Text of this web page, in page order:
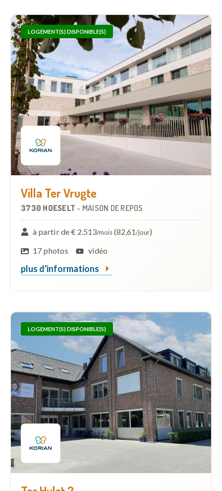
LOGEMENT(S) DISPONIBLE(S)
Villa Ter Vrugte
3730 HOESELT - MAISON DE REPOS
à partir de € 2.513/mois(82,61/jour)
17 photos
vidéo
plus d'informations
LOGEMENT(S) DISPONIBLE(S)